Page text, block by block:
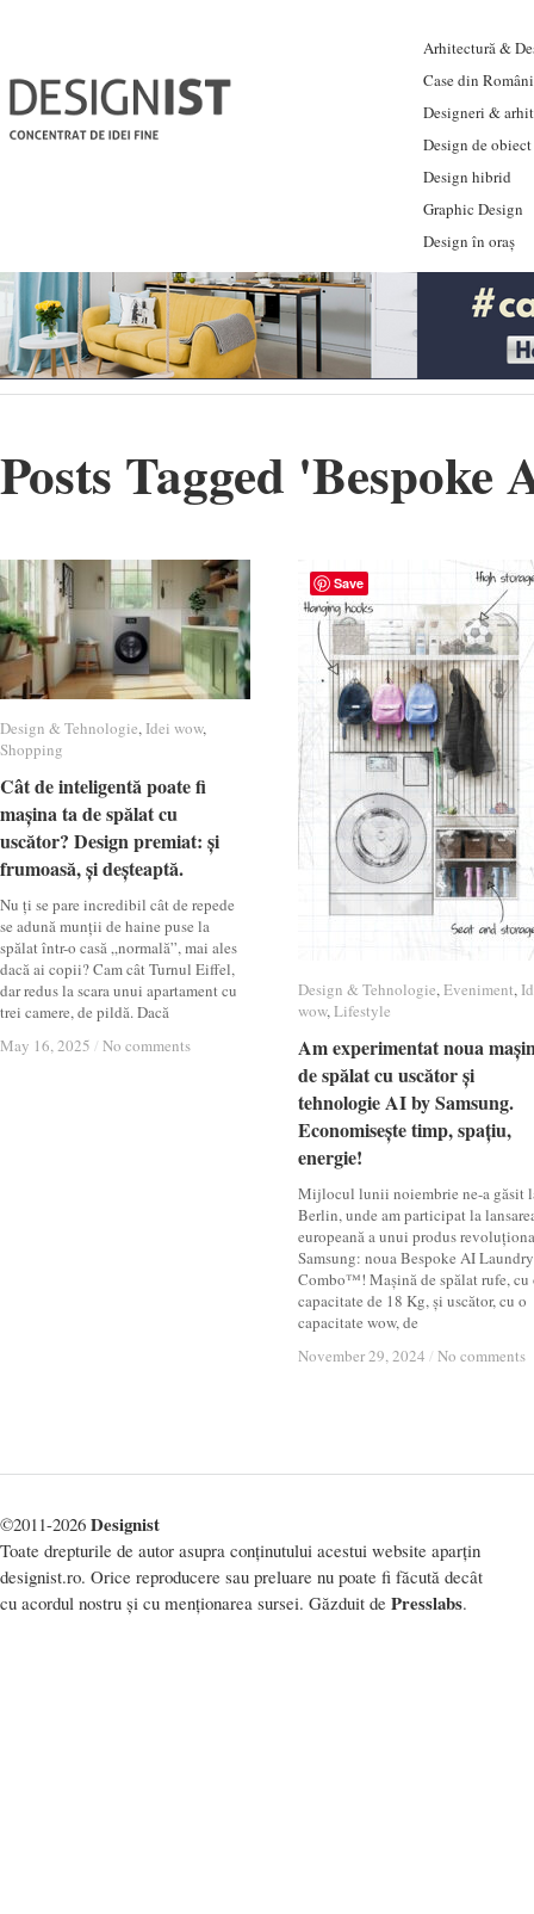
Arhitectură &
Case din
Designeri &
Design de obiect
Design hibrid
Graphic Design
Design în oraș
Posts Tagged '
Design & Tehnologie, Idei wow,
Shopping
Cât de inteligentă poate fi
mașina ta de spălat cu
uscător? Design premiat: și
frumoasă, și deșteaptă.
Nu ți se pare incredibil cât de repede
se adună munții de haine puse la
spălat într-o casă „normală”, mai ales
dacă ai copii? Cam cât Turnul Eiffel,
dar redus la scara unui apartament cu
trei camere, de pildă. Dacă
May 16, 2025 / No comments
Design & Tehnologie Idei wow
Shopping
Cât de inteligentă poate fi
mașina ta de spălat cu
uscător? Design premiat: și
frumoasă, și deșteaptă.
May 16, 2025 / No comments
Design & Tehnologie,Eveniment,
wow,Lifestyle
Am experimentat noua
de spălat cu uscător și
tehnologie AI by Samsung.
Economisește timp, spațiu,
energie!
Mijlocul lunii noiembrie ne-a găsit
Berlin, unde am participat la
europeană a unui produs
Samsung: noua Bespoke AI Laundry
Combo™! Mașină de spălat rufe, cu
capacitate de 18 Kg, și uscător, cu o
capacitate wow, de
November 29, 2024 / No comments
Design & Tehnologie Eveniment
wow Lifestyle
Am experimentat noua
de spălat cu uscător și
tehnologie AI by Samsung.
Economisește timp, spațiu,
energie!
November 29, 2024 / No comments
©2011-2026 Designist
Toate drepturile de autor asupra conținutului acestui website aparțin
designist.ro. Orice reproducere sau preluare nu poate fi făcută decât
cu acordul nostru și cu menționarea sursei. Găzduit de Presslabs.
Save